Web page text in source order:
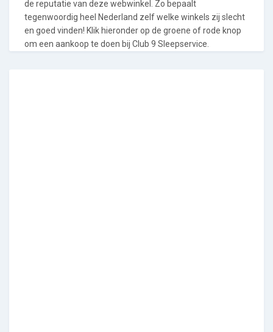
de reputatie van deze webwinkel. Zo bepaalt
tegenwoordig heel Nederland zelf welke winkels zij slecht
en goed vinden! Klik hieronder op de groene of rode knop
om een aankoop te doen bij Club 9 Sleepservice.